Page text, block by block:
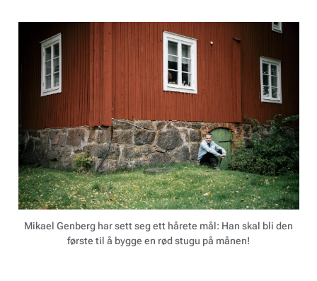
Mikael Genberg har sett seg ett hårete mål: Han skal bli den
første til å bygge en rød stugu på månen!